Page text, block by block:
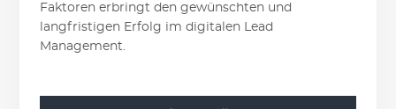
Faktoren erbringt den gewünschten und
langfristigen Erfolg im digitalen Lead
Management.